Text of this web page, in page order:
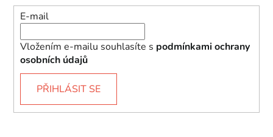
E-mail
Vložením e-mailu souhlasíte s podmínkami ochrany
osobních údajů
PŘIHLÁSIT SE